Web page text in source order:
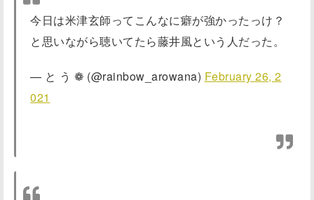
今日は米津玄師ってこんなに癖が強かったっけ？
と思いながら聴いてたら藤井風という人だった。
— と う ❁ (@rainbow_arowana) February 26, 2
021